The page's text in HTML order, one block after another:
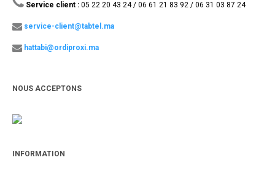
Service client : 05 22 20 43 24 / 06 61 21 83 92 / 06 31 03 87 24
service-client@tabtel.ma
hattabi@ordiproxi.ma
NOUS ACCEPTONS
INFORMATION